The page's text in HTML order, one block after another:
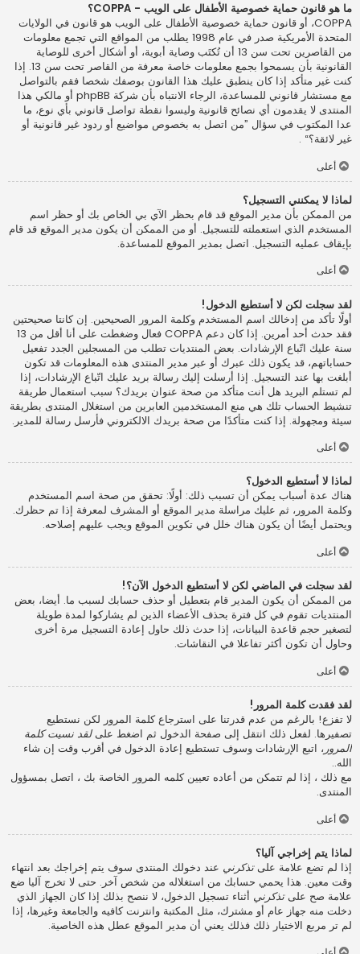
ما هو قانون حماية خصوصية الأطفال على الويب - COPPA؟
COPPA، أو قانون حماية خصوصية الأطفال على الويب هو قانون في الولايات
المتحدة الأمريكية صدر في عام 1998 يطلب من المواقع التي تجمع معلومات
من القاصرين تحت سن 13 أن تُكتَب وصاية أبوية، أو أشكال أخرى للوصاية
القانونية بأن يسمحوا بجمع معلومات خاصة معرفة من القاصر تحت سن 13. إذا
كنت غير متأكد إذا كان ينطبق عليك هذا القانون بوصفك شخصا فقم بالتواصل
مع مستشار قانوني للمساعدة، الرجاء الانتباه بأن شركة phpBB أو مالكي هذا
المنتدى لا يقدمون أي نصائح قانونية وليسوا نقطة تواصل قانوني بأي نوع، ما
عدا المكتوب في سؤال ”من اتصل به بخصوص مواضيع أو ردود غير قانونية أو
غير لائقة؟“ .
أعلى
لماذا لا يمكنني التسجيل؟
من الممكن بأن مدير الموقع قد قام بحظر الآي بي الخاص بك أو حظر اسم
المستخدم الذي استعملته للتسجيل. أو من الممكن أن يكون مدير الموقع قد قام
بإيقاف عمليه التسجيل. اتصل بمدير الموقع للمساعدة.
أعلى
لقد سجلت لكن لا أستطيع الدخول!
أولًا تأكد من إدخالك اسم المستخدم وكلمة المرور الصحيحين. إن كانتا صحيحتين
فقد حدث أحد أمرين. إذا كان دعم COPPA فعال وضغطت على أنا أقل من 13
سنة عليك اتّباع الإرشادات. بعض المنتديات تطلب من المسجلين الجدد تفعيل
حساباتهم، قد يكون ذلك عبرك أو عبر مدير المنتدى هذه المعلومات قد تكون
أبلغت بها عند التسجيل. إذا أرسلت إليك رسالة بريد عليك اتّباع الإرشادات، إذا
لم تستلم البريد هل أنت متأكد من صحة عنوان بريدك؟ سبب استعمال طريقة
تنشيط الحساب تلك هي منع المستخدمين العابرين من استغلال المنتدى بطريقة
سيئة ومجهولة. إذا كنت متأكدًا من صحة بريدك الالكتروني فأرسل رسالة للمدير.
أعلى
لماذا لا أستطيع الدخول؟
هناك عدة أسباب يمكن أن تسبب ذلك: أولًا: تحقق من صحة اسم المستخدم
وكلمة المرور، ثم عليك مراسلة مدير الموقع أو المشرف لمعرفة إذا تم حظرك.
ويحتمل أيضًا أن يكون هناك خلل في تكوين الموقع ويجب عليهم إصلاحه.
أعلى
لقد سجلت في الماضي لكن لا أستطيع الدخول الآن؟!
من الممكن أن يكون المدير قام بتعطيل أو حذف حسابك لسبب ما. أيضا، بعض
المنتديات تقوم في كل فترة بحذف الأعضاء الذين لم يشاركوا لمدة طويلة
لتصغير حجم قاعدة البيانات، إذا حدث ذلك حاول إعادة التسجيل مرة أخرى
وحاول أن تكون أكثر تفاعلا في النقاشات.
أعلى
لقد فقدت كلمة المرور!
لا تفزع! بالرغم من عدم قدرتنا على استرجاع كلمة المرور لكن نستطيع
تصفيرها. لفعل ذلك انتقل إلى صفحة الدخول ثم اضغط علىلقد نسيت كلمة
المرور ، اتبع الإرشادات وسوف تستطيع إعادة الدخول في أقرب وقت إن شاء
الله..
مع ذلك ، إذا لم تتمكن من أعاده تعيين كلمه المرور الخاصة بك ، اتصل بمسؤول
المنتدى.
أعلى
لماذا يتم إخراجي آليا؟
إذا لم تضع علامة علىتذكرني عند دخولك المنتدى سوف يتم إخراجك بعد انتهاء
وقت معين. هذا يحمي حسابك من استغلاله من شخص آخر. حتى لا تخرج آليا ضع
علامة صح علىتذكرني أثناء تسجيل الدخول، لا ننصح بذلك إذا كان الجهاز الذي
دخلت منه جهاز عام أو مشترك، مثل المكتبة وانترنت كافيه والجامعة وغيرها، إذا
لم تر مربع الاختيار ذلك فذلك يعني أن مدير الموقع عطل هذه الخاصية.